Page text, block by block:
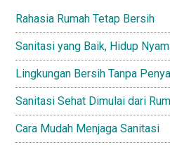
Rahasia Rumah Tetap Bersih
Sanitasi yang Baik, Hidup
Lingkungan Bersih Tanpa
Sanitasi Sehat Dimulai dari
Cara Mudah Menjaga Sanitasi